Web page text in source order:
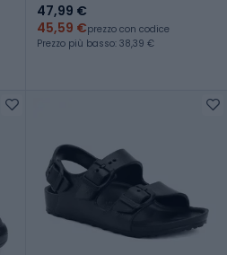
47,99 €
45,59 €prezzo con codice
Prezzo più basso: 38,39 €